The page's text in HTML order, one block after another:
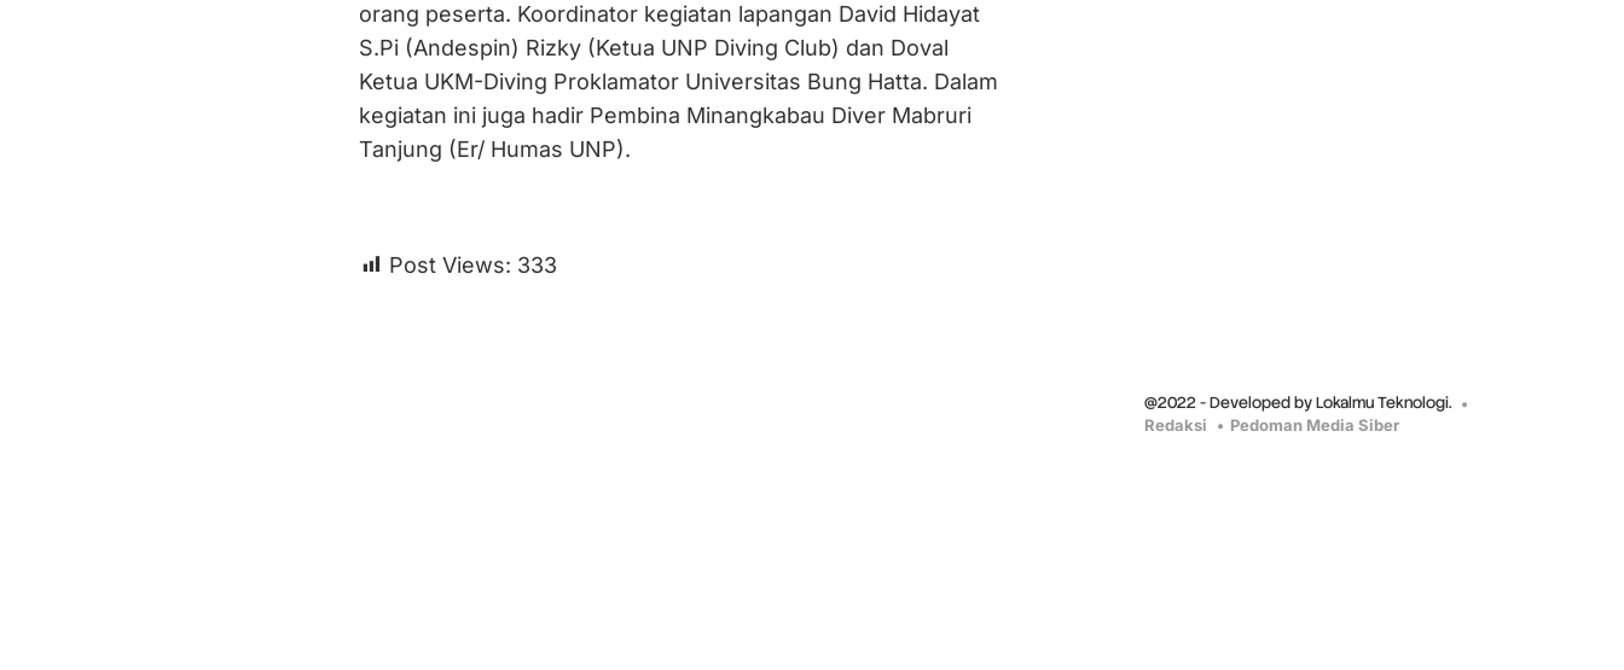
orang peserta. Koordinator kegiatan lapangan David Hidayat
S.Pi (Andespin) Rizky (Ketua UNP Diving Club) dan Doval
Ketua UKM-Diving Proklamator Universitas Bung Hatta. Dalam
kegiatan ini juga hadir Pembina Minangkabau Diver Mabruri
Tanjung (Er/ Humas UNP).
Post Views: 333
@2022 - Developed by Lokalmu Teknologi.
Redaksi Pedoman Media Siber